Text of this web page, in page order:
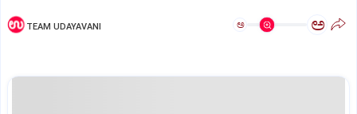
TEAM UDAYAVANI ಅ ಅ